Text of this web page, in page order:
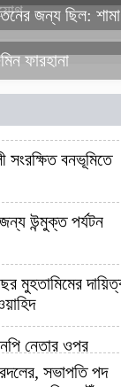
জন্য ছিল: শামা
ফারহানা
সংরক্ষিত বনভূমিতে
জন্য উন্মুক্ত পর্যটন
মুহতামিমের
নেতার ওপর
সভাপতি পদ